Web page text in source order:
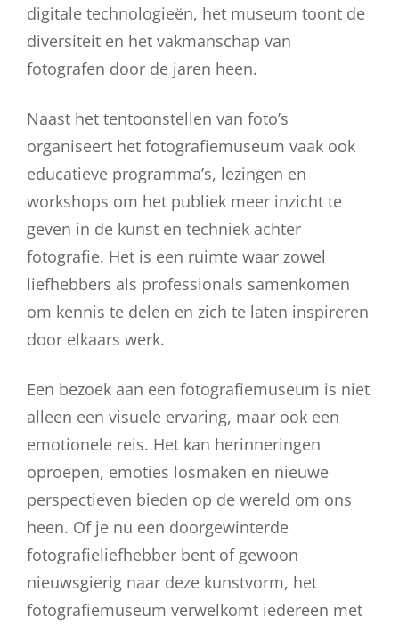
digitale technologieën, het museum toont de
diversiteit en het vakmanschap van
fotografen door de jaren heen.
Naast het tentoonstellen van foto’s
organiseert het fotografiemuseum vaak ook
educatieve programma’s, lezingen en
workshops om het publiek meer inzicht te
geven in de kunst en techniek achter
fotografie. Het is een ruimte waar zowel
liefhebbers als professionals samenkomen
om kennis te delen en zich te laten inspireren
door elkaars werk.
Een bezoek aan een fotografiemuseum is niet
alleen een visuele ervaring, maar ook een
emotionele reis. Het kan herinneringen
oproepen, emoties losmaken en nieuwe
perspectieven bieden op de wereld om ons
heen. Of je nu een doorgewinterde
fotografieliefhebber bent of gewoon
nieuwsgierig naar deze kunstvorm, het
fotografiemuseum verwelkomt iedereen met